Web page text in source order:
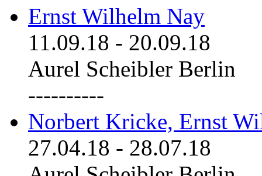
Ernst Wilhelm Nay
11.09.18 - 20.09.18
Aurel Scheibler Berlin
----------
Norbert Kricke, Ernst
27.04.18 - 28.07.18